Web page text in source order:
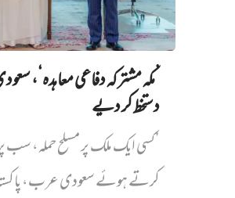
’مکہ مشترکہ دفاعی معاہدہ‘،
دستخط کر دیے
’کسی ایک ملک پر مسلح حملہ، سب
کرتے ہوئے سعودی عرب،